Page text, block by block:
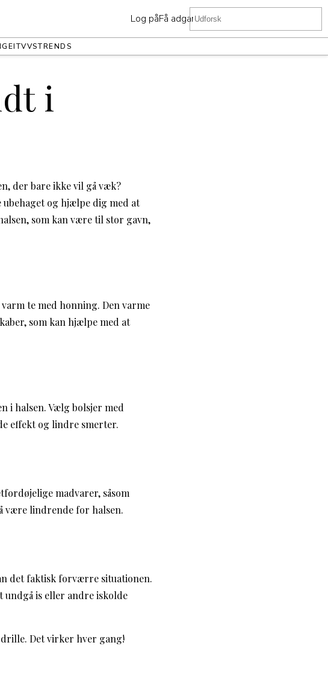
Log påFå adgang
ITVVSTRENDS
i
der bare ikke vil gå væk?
og hjælpe dig med at
som kan være til stor gavn,
te med honning. Den varme
som kan hjælpe med at
i halsen. Vælg bolsjer med
effekt og lindre smerter.
madvarer, såsom
være lindrende for halsen.
det faktisk forværre situationen.
is eller andre iskolde
Det virker hver gang!